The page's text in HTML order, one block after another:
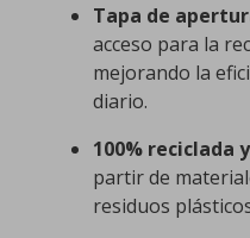
Tapa de
acceso para la
mejorando la
diario.
100% reciclada
partir de
residuos